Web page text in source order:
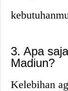
3. Apa
Madiun?
Kelebihan